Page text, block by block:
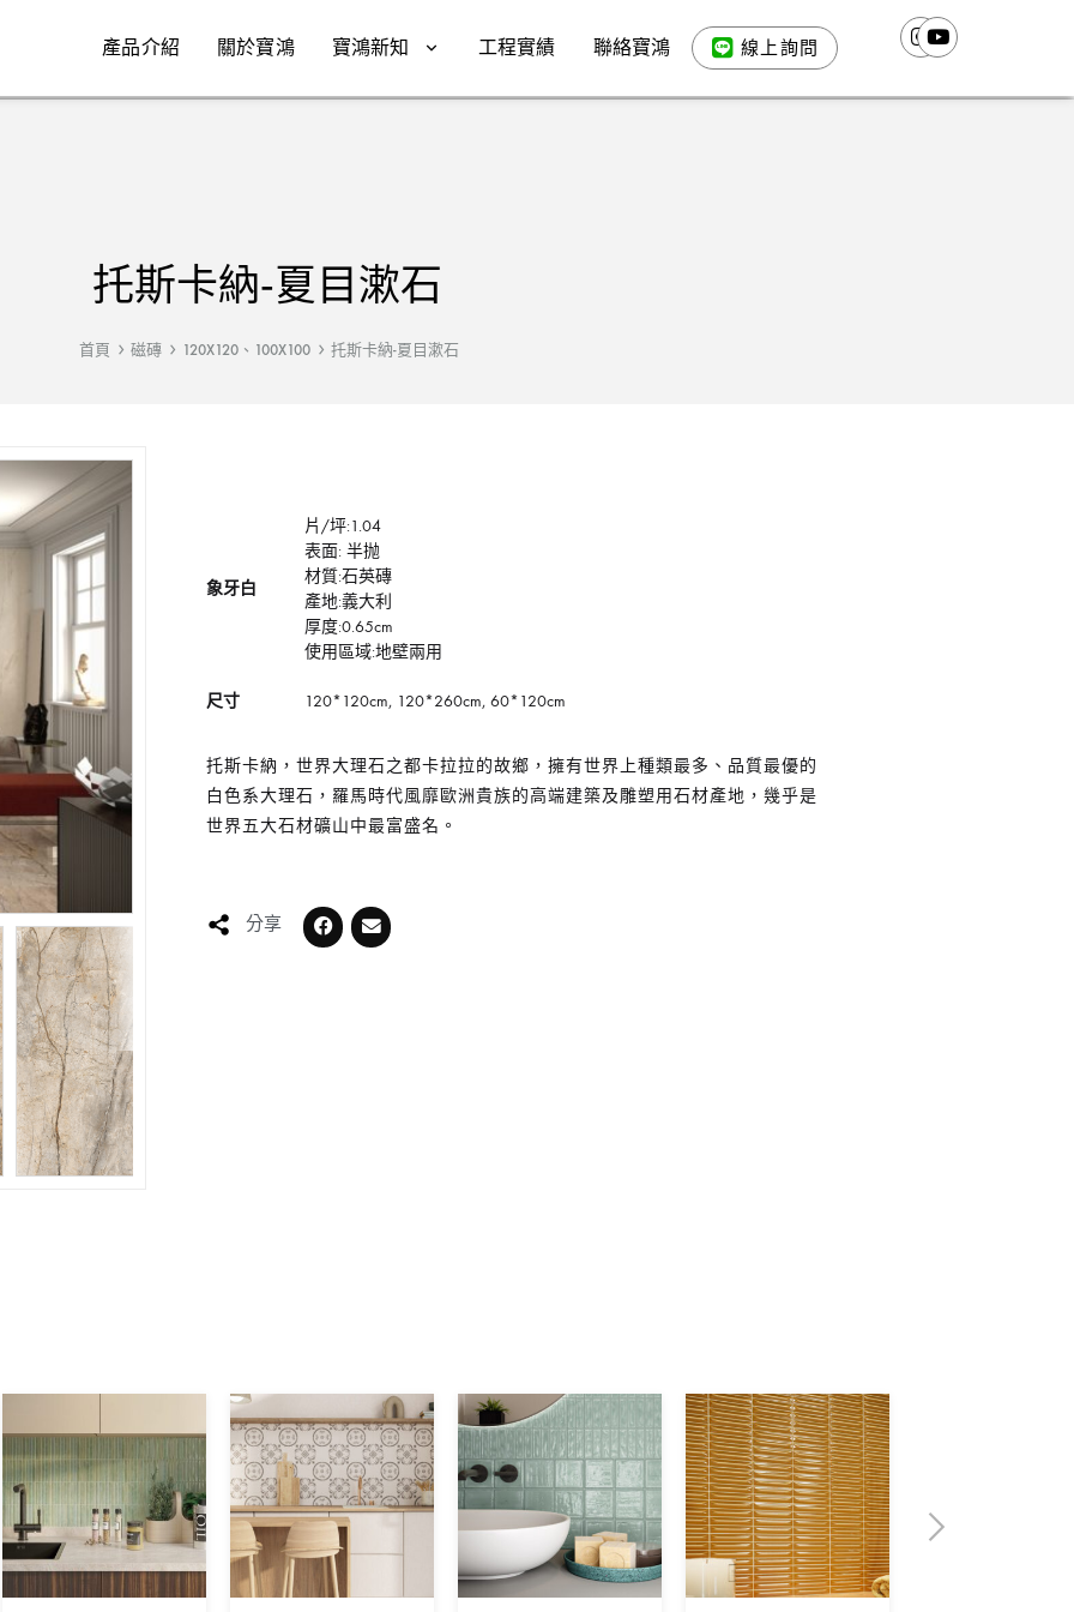
產品介紹 關於寶鴻 寶鴻新知 工程實績 聯絡寶鴻 線上詢問
托斯卡納-夏目漱石
首頁 磁磚 120X120、100X100 托斯卡納-夏目漱石
象牙白
片/坪:1.04
表面: 半抛
材質:石英磚
產地:義大利
厚度:0.65cm
使用區域:地壁兩用
尺寸 120*120cm, 120*260cm, 60*120cm
托斯卡納，世界大理石之都卡拉拉的故鄉，擁有世界上種類最多、品質最優的
白色系大理石，羅馬時代風靡歐洲貴族的高端建築及雕塑用石材產地，幾乎是
世界五大石材礦山中最富盛名。
分享